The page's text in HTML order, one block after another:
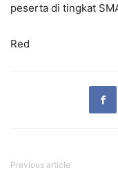
peserta di tingkat
Red
Previous article